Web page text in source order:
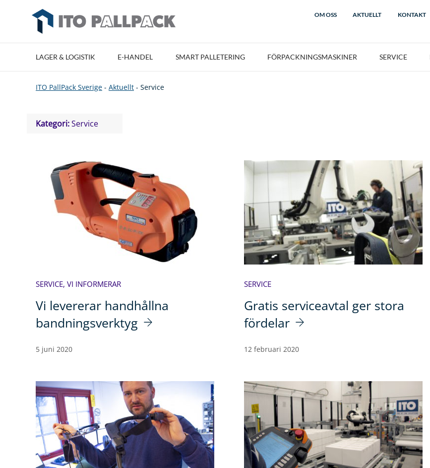
OM OSS AKTUELLT KONTAKT
LAGER & LOGISTIK E-HANDEL SMART PALLETERING FÖRPACKNINGSMASKINER SERVICE
ITO PallPack Sverige - Aktuellt - Service
Kategori:Service
SERVICE, VI INFORMERAR
Vi levererar handhållna
bandningsverktyg
5 juni 2020
SERVICE
Gratis serviceavtal ger stora
fördelar
12 februari 2020